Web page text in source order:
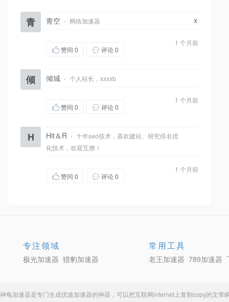
青 青空 · 网络加速器 x
1 个月前
赞同 0 评论 0
倾 倾城 · 个人站长，xxxxb
1 个月前
赞同 0 评论 0
H Hit＆R · 十年seo技术，喜欢建站、研究排名优
化技术，欢迎互撩！
1 个月前
赞同 0 评论 0
专注领域
极光加速器 猎豹加速器
常用工具
老王加速器 789加速器
神龟加速器是专门生成优途加速器的神器，可以把互联网internet上复制copy的文章